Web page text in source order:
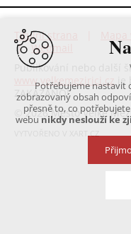
Titulní strana
|Webmail
Publikování nebo další
www.velkemezirici.cz
ZAKÁZÁNO!
© 2026 Město Velké
VYTVOŘENO V XART.CZ
Potřebujeme nastavit
zobrazovaný obsah
přesně to, co
webu nikdy neslouží ke